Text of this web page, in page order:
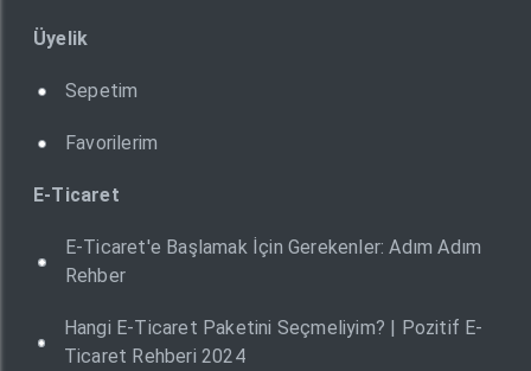
Üyelik
Sepetim
Favorilerim
E-Ticaret
E-Ticaret'e Başlamak İçin Gerekenler: Adım Adım
Rehber
Hangi E-Ticaret Paketini Seçmeliyim? | Pozitif E-
Ticaret Rehberi 2024